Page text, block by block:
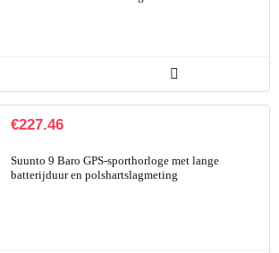
€227.46
Suunto 9 Baro GPS-sporthorloge met lange
batterijduur en polshartslagmeting